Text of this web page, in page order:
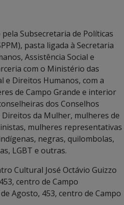
Subsecretaria de Políticas
pasta ligada à Secretaria
Assistência Social e
com o Ministério das
e Direitos Humanos, com a
de Campo Grande e interior
dos Conselhos
da Mulher, mulheres de
mulheres representativas
negras, quilombolas,
LGBT e outras.
Cultural José Octávio Guizzo
centro de Campo
Agosto, 453, centro de Campo